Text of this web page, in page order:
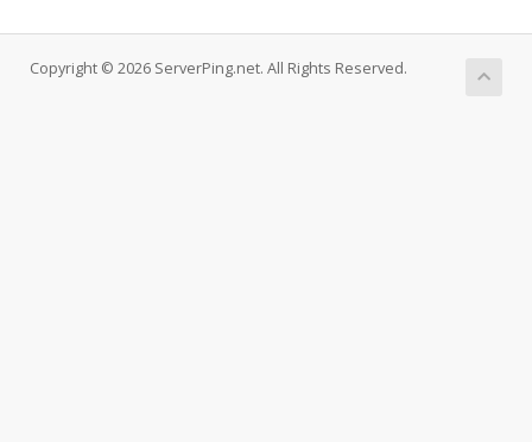
Copyright © 2026 ServerPing.net. All Rights Reserved.